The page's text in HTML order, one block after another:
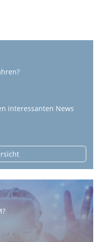
interessanten News